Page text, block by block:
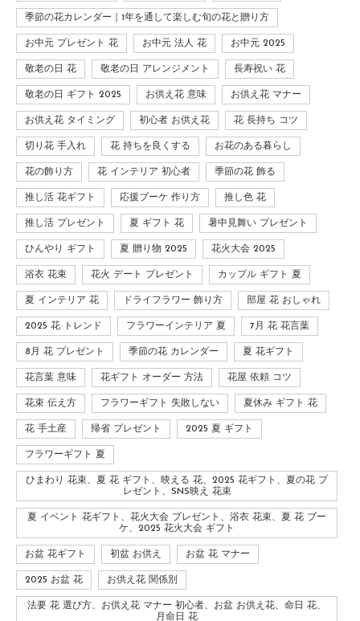
季節の花カレンダー｜1年を通して楽しむ旬の花と贈り方
お中元 プレゼント 花 お中元 法人 花 お中元 2025
敬老の日 花 敬老の日 アレンジメント 長寿祝い 花
敬老の日 ギフト 2025 お供え花 意味 お供え花 マナー
お供え花 タイミング 初心者 お供え花 花 長持ち コツ
切り花 手入れ 花 持ちを良くする お花のある暮らし
花の飾り方 花 インテリア 初心者 季節の花 飾る
推し活 花ギフト 応援ブーケ 作り方 推し色 花
推し活 プレゼント 夏 ギフト 花 暑中見舞い プレゼント
ひんやり ギフト 夏 贈り物 2025 花火大会 2025
浴衣 花束 花火 デート プレゼント カップル ギフト 夏
夏 インテリア 花 ドライフラワー 飾り方 部屋 花 おしゃれ
2025 花 トレンド フラワーインテリア 夏 7月 花 花言葉
8月 花 プレゼント 季節の花 カレンダー 夏 花ギフト
花言葉 意味 花ギフト オーダー 方法 花屋 依頼 コツ
花束 伝え方 フラワーギフト 失敗しない 夏休み ギフト 花
花 手土産 帰省 プレゼント 2025 夏 ギフト
フラワーギフト 夏
ひまわり 花束、夏 花 ギフト、映える 花、2025 花ギフト、夏の花 プ
レゼント、SNS映え 花束
夏 イベント 花ギフト、花火大会 プレゼント、浴衣 花束、夏 花 ブー
ケ、2025 花火大会 ギフト
お盆 花ギフト 初盆 お供え お盆 花 マナー
2025 お盆 花 お供え花 関係別
法要 花 選び方、お供え花 マナー 初心者、お盆 お供え花、命日 花、
月命日 花